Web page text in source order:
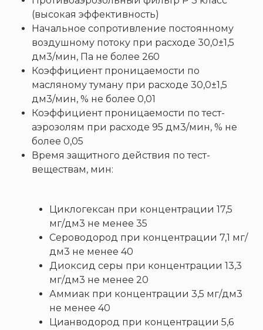
(высокая эффективность)
Начальное сопротивление постоянному
воздушному потоку при расходе 30,0±1,5
дм3/мин, Па не более 260
Коэффициент проницаемости по
масляному туману при расходе 30,0±1,5
дм3/мин, % не более 0,01
Коэффициент проницаемости по тест-
аэрозолям при расходе 95 дм3/мин, % не
более 0,05
Время защитного действия по тест-
веществам, мин:
Циклогексан при концентрации 17,5
мг/дм3 не менее 35
Сероводород при концентрации 7,1 мг/
дм3 не менее 40
Диоксид серы при концентрации 13,3
мг/дм3 не менее 20
Аммиак при концентрации 3,5 мг/дм3
не менее 40
Цианводород при концентрации 5,6